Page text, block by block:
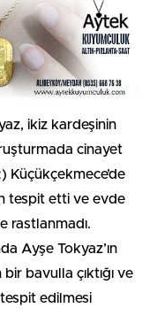
ikiz kardeşinin
cinayet
Küçükçekmece’de
tespit etti ve evde
rastlanmadı.
Ayşe Tokyaz’ın
bavulla çıktığı ve
tespit edilmesi